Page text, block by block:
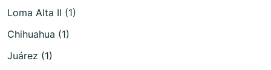
Loma Alta II (1)
Chihuahua (1)
Juárez (1)